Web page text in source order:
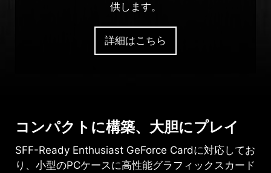
供します。
詳細はこちら
コンパクトに構築、大胆にプレイ
SFF-Ready Enthusiast GeForce Cardに対応してお
り、小型のPCケースに高性能グラフィックスカード